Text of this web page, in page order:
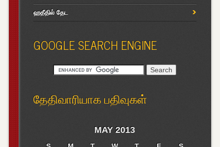
ஹதீதில் தேட
GOOGLE SEARCH ENGINE
தேதிவாரியாக பதிவுகள்
MAY 2013